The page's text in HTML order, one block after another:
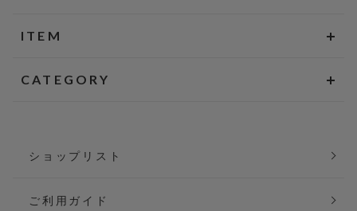
ITEM
CATEGORY
ショップリスト
ご利用ガイド